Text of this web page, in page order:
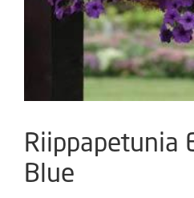
Riippapetunia
Blue